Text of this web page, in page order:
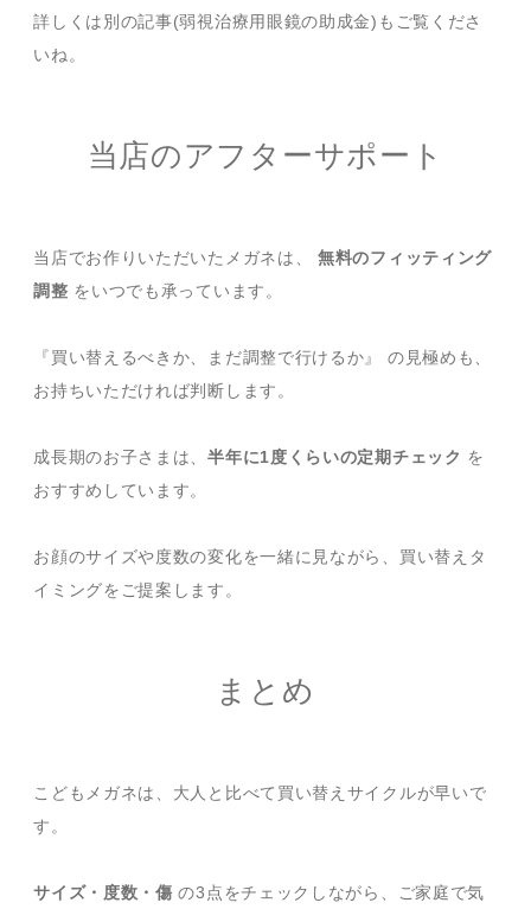
詳しくは別の記事(弱視治療用眼鏡の助成金)もご覧くださ
いね。
当店のアフターサポート
当店でお作りいただいたメガネは、無料のフィッティング
調整 をいつでも承っています。
『買い替えるべきか、まだ調整で行けるか』 の見極めも、
お持ちいただければ判断します。
成長期のお子さまは、半年に1度くらいの定期チェック を
おすすめしています。
お顔のサイズや度数の変化を一緒に見ながら、買い替えタ
イミングをご提案します。
まとめ
こどもメガネは、大人と比べて買い替えサイクルが早いで
す。
サイズ・度数・傷 の3点をチェックしながら、ご家庭で気